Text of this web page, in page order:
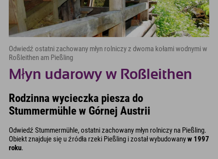
Odwiedź ostatni zachowany młyn rolniczy z dwoma kołami wodnymi w
Roßleithen am Pießling
Młyn udarowy w Roßleithen
Rodzinna wycieczka piesza do
Stummermühle w Górnej Austrii
Odwiedź Stummermühle, ostatni zachowany młyn rolniczy na Pießling.
Obiekt znajduje się u źródła rzeki Pießling i został wybudowanyw 1997
roku.